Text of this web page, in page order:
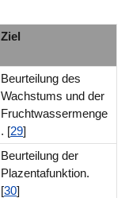
Ziel
Beurteilung des
Wachstums und der
Fruchtwassermenge
. [29]
Beurteilung der
Plazentafunktion.
[30]